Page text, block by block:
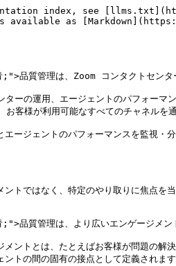
index, see
available as
管理は、Zoom コンタクトセンター
ターの運用、エージェントのパフォー
様が利用可能なすべてのチャネルを通
ージェントのパフォーマンスを監視・
トではなく、特定のやり取りに焦点を当
管理は、より広いエンゲージメン
メントとは、たとえばお客様が問題の
トの間の固有の接点として定義されま